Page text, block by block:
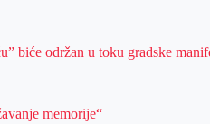
biće održan u toku gradske
memorije“